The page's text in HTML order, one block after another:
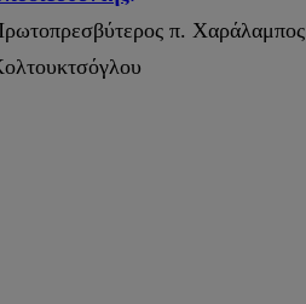
π. Χαράλαμπος